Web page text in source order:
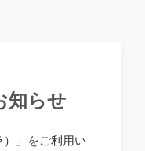
知らせ
」をご利用い